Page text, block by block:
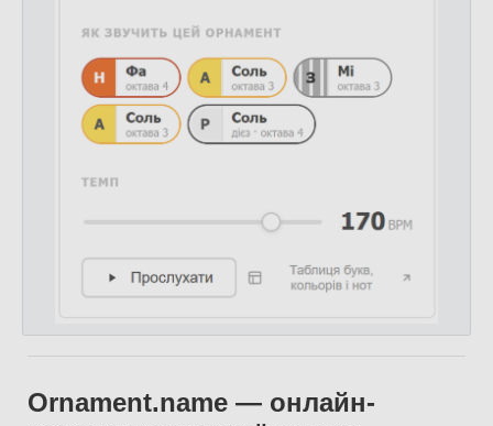
Ornament.name — онлайн-